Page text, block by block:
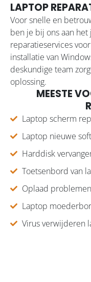
LAPTOP
Voor snelle en
ben je bij ons aan
reparatieservices
installatie van
deskundige team
oplossing.
MEESTE
Laptop scherm
Laptop nieuwe
Harddisk
Toetsenbord van
Oplaad
Laptop
Virus verwijderen